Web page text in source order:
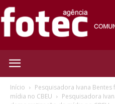
Início
Pesquisadora Ivana
mídia no CBEU
Pesquisadora